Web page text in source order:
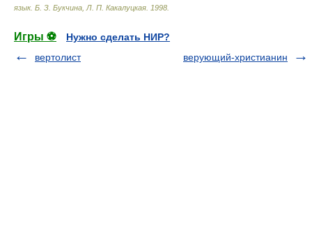
язык. Б. З. Букчина, Л. П. Какалуцкая 1998
Игры ⚽
Нужно сделать НИР?
вертолист
верующий-христианин